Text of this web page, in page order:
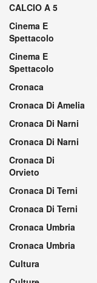
CALCIO A 5
Cinema E
Spettacolo
Cinema E
Spettacolo
Cronaca
Cronaca Di Amelia
Cronaca Di Narni
Cronaca Di Narni
Cronaca Di
Orvieto
Cronaca Di Terni
Cronaca Di Terni
Cronaca Umbria
Cronaca Umbria
Cultura